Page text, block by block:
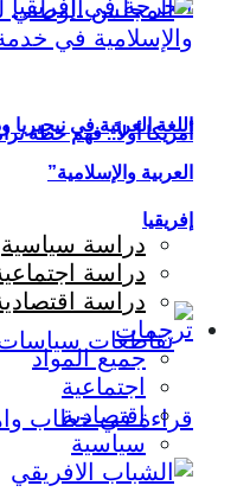
أمريكا أولاً.. فهم خطة
إفريقيا
اللغة العربية في
العربية والإسلامية”
دراسة سياسية
دراسة
دراسة
ترجمات
جميع المواد
اجتماعية
اقتصادية
سياسية